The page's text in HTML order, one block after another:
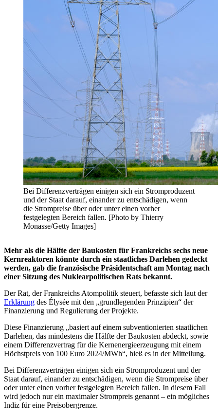
Bei Differenzverträgen einigen sich ein Stromproduzent
und der Staat darauf, einander zu entschädigen, wenn
die Strompreise über oder unter einen vorher
festgelegten Bereich fallen. [Photo by Thierry
Monasse/Getty Images]
Mehr als die Hälfte der Baukosten für Frankreichs sechs neue
Kernreaktoren könnte durch ein staatliches Darlehen gedeckt
werden, gab die französische Präsidentschaft am Montag nach
einer Sitzung des Nuklearpolitischen Rats bekannt.
Der Rat, der Frankreichs Atompolitik steuert, befasste sich laut der
Erklärung des Élysée mit den „grundlegenden Prinzipien“ der
Finanzierung und Regulierung der Projekte.
Diese Finanzierung „basiert auf einem subventionierten staatlichen
Darlehen, das mindestens die Hälfte der Baukosten abdeckt, sowie
einem Differenzvertrag für die Kernenergieerzeugung mit einem
Höchstpreis von 100 Euro 2024/MWh“, hieß es in der Mitteilung.
Bei Differenzverträgen einigen sich ein Stromproduzent und der
Staat darauf, einander zu entschädigen, wenn die Strompreise über
oder unter einen vorher festgelegten Bereich fallen. In diesem Fall
wird jedoch nur ein maximaler Strompreis genannt – ein mögliches
Indiz für eine Preisobergrenze.